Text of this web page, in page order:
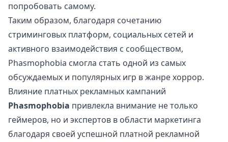
попробовать самому.
Таким образом, благодаря сочетанию
стриминговых платформ, социальных сетей и
активного взаимодействия с сообществом,
Phasmophobia смогла стать одной из самых
обсуждаемых и популярных игр в жанре хоррор.
Влияние платных рекламных кампаний
Phasmophobia привлекла внимание не только
геймеров, но и экспертов в области маркетинга
благодаря своей успешной платной рекламной